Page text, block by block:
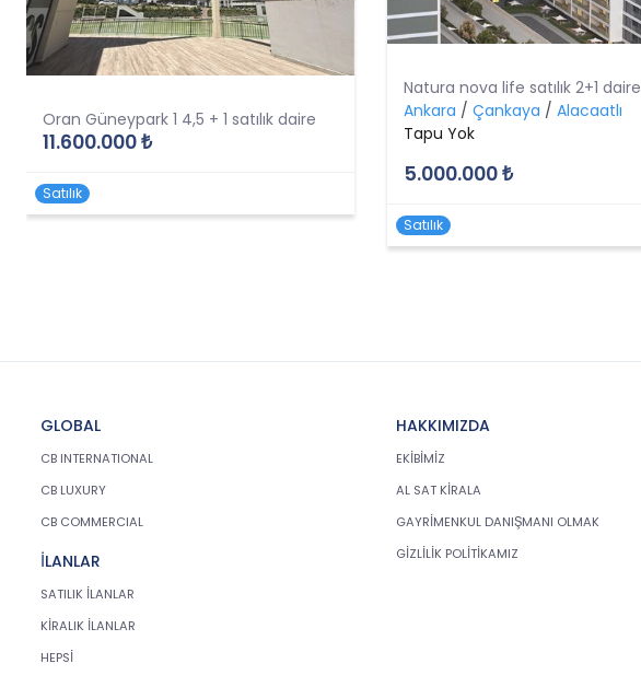
Oran Güneypark 1 4,5 + 1 satılık daire
11.600.000 ₺
Satılık
Natura nova life satılık 2+1 daire
Ankara / Çankaya / Alacaatlı
Tapu Yok
5.000.000 ₺
Satılık
GLOBAL
CB INTERNATIONAL
CB LUXURY
CB COMMERCIAL
İLANLAR
SATILIK İLANLAR
KİRALIK İLANLAR
HEPSİ
HAKKIMIZDA
EKİBİMİZ
AL SAT KİRALA
GAYRİMENKUL DANIŞMANI OLMAK
GİZLİLİK POLİTİKAMIZ